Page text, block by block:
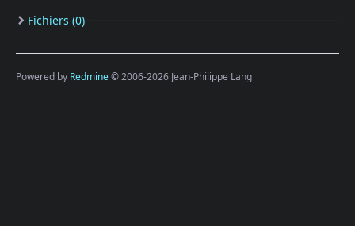
Fichiers (0)
Powered by Redmine© 2006-2026 Jean-Philippe Lang